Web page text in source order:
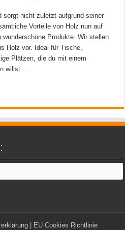
sorgt nicht zuletzt aufgrund seiner
Vorteile von Holz nun auf
Produkte. Wir stellen
Holz vor. Ideal für Tische,
Plätzen, die du mit einem
willst. …
| EU Cookies Richtlinie